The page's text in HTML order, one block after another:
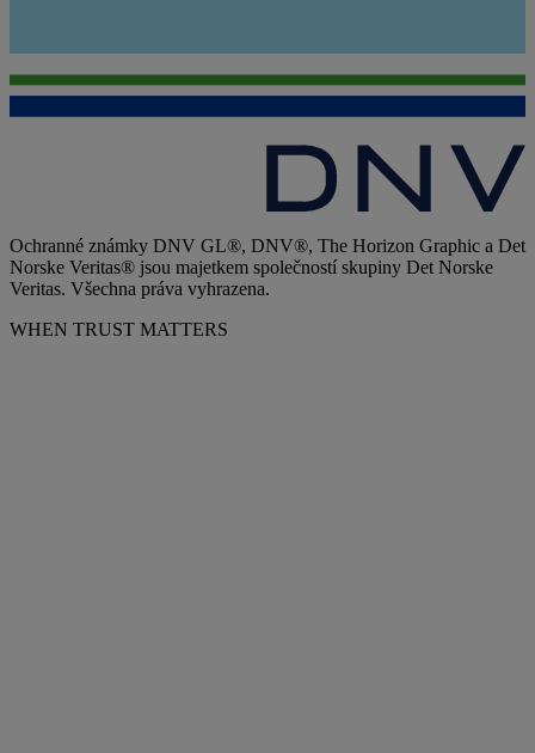
Ochranné známky DNV GL®, DNV®, The Horizon Graphic a Det
Norske Veritas® jsou majetkem společností skupiny Det Norske
Veritas. Všechna práva vyhrazena.
WHEN TRUST MATTERS